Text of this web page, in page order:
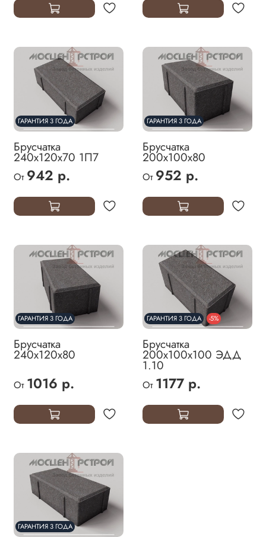
ГАРАНТИЯ 3 ГОДА
Брусчатка
240х120х70 1П7
От 942 р.
ГАРАНТИЯ 3 ГОДА
Брусчатка
200х100х80
От 952 р.
ГАРАНТИЯ 3 ГОДА
Брусчатка
240х120х80
От 1016 р.
ГАРАНТИЯ 3 ГОДА -5%
Брусчатка
200х100х100 ЭДД
1.10
От 1177 р.
ГАРАНТИЯ 3 ГОДА